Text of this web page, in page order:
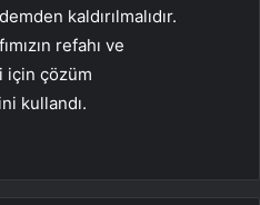
kaldırılmalıdır.
refahı ve
için çözüm
kullandı.